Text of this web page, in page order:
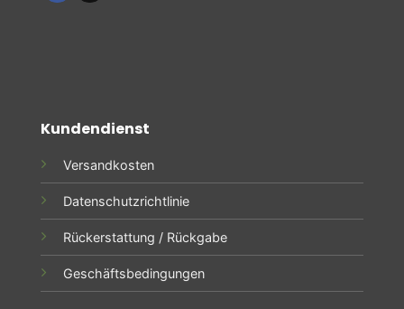
Kundendienst
Versandkosten
Datenschutzrichtlinie
Rückerstattung / Rückgabe
Geschäftsbedingungen